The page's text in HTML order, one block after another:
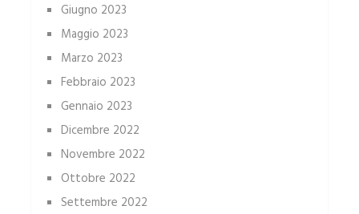
Giugno 2023
Maggio 2023
Marzo 2023
Febbraio 2023
Gennaio 2023
Dicembre 2022
Novembre 2022
Ottobre 2022
Settembre 2022